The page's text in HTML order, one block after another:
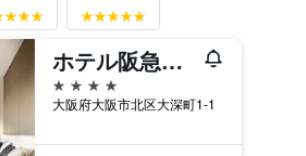
ホテル阪急レスパイア大阪
4つ星
大阪府大阪市北区大深町1-1